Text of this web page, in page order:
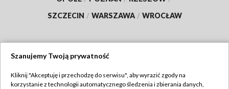
SZCZECIN / WARSZAWA / WROCŁAW
TVP
Szanujemy Twoją prywatność
Kliknij "Akceptuję i przechodzę do serwisu", aby wyrazić zgody na
korzystanie z technologii automatycznego śledzenia i zbierania danych,